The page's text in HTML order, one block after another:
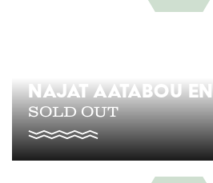
NAJAT AATABOU
SOLD OUT